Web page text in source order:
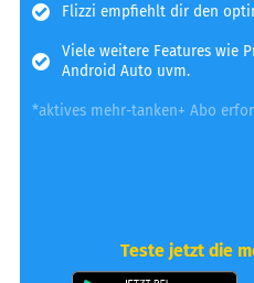
Flizzi empfiehlt dir den
Viele weitere Features wie
Android Auto uvm.
*aktives mehr-tanken+ Abo
Teste jetzt die